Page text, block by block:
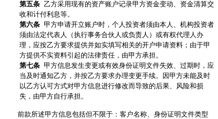
第五条 乙方采用现有的资产账户记录甲方资金变动、资金清算交
收和计付利息等。
第六条 甲方申请开立账户时，个人投资者须由本人、机构投资者
须由法定代表人（执行事务合伙人或负责人）或有权代理人办
理，应按乙方要求提供并如实填写相关的开户申请资料；由于甲
方提供不实资料引起的法律责任，由甲方承担。
第七条 甲方信息发生变更或有效身份证明文件失效、过期时，应
当及时通知乙方，并按乙方要求办理变更手续。因甲方未能及时
以乙方认可方式对甲方信息进行修改而导致的后果、风险和损
失，由甲方自行承担。
前款所述甲方信息包括但不限于：客户名称、身份证明文件类型